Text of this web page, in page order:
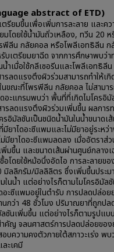
abstract of ETD)
ตรียมขึ้นเพื่อเพิ่มการละลาย และค
โดยใช้น้ำมันถั่วเหลือง, ทวีน 20
พีลีน กลัยคอล หรือโพลีเอทธิลีน
บเตรียมยาฉีด จากการศึกษาพบว่
น้ำเมื่อใช้กลีเซอรีนและโพลีเอทธิ
รลดแรงตึงผิวร่วมสามารถทำให้เกิ
ขณะที่โพรพีลีน กลัยคอล ไม่สามาร
อะแกรมพบว่า พื้นที่ที่เกิดไมโครอิ
รลดแรงตึงผิวร่วมเพิ่มขึ้น ผลการ
อิมัลชันเป็นชนิดน้ำมันในน้ำขนาดเ
ยาไดอะซีแพมและไม่มียาอยู่ระหว่
มียาไดอะซีแพมลดลง เมื่ออัตราส่
ขึ้น และขนาดเส้นผ่านศูนย์กลางเ
โดยใช้หม้อนึ่งอัดไอ การละลายข
มิลลิกรัม/มิลลิลิตร ซึ่งเพิ่มขึ้นประ
ในน้ำ แต่อย่างไรก็ตามไมโครอิมัล
ะซีแพมอยู่ในตำรับ การปลดปล่อย
กว่า 48 ชั่วโมง ปริมาณยาที่ถูกปล
ลชันเพิ่มขึ้น แต่อย่างไรก็ตามรูปแ
คัญ จลนศาสตร์การปลดปล่อยของ
ความคงตัวภายใต้สภาวะเร่ง พบ
ะเคมี